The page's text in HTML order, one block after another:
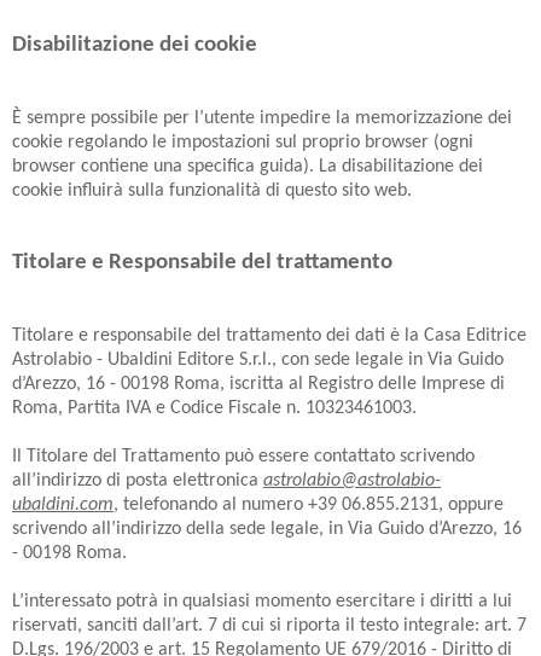
Disabilitazione dei cookie
È sempre possibile per l’utente impedire la memorizzazione dei
cookie regolando le impostazioni sul proprio browser (ogni
browser contiene una specifica guida). La disabilitazione dei
cookie influirà sulla funzionalità di questo sito web.
Titolare e Responsabile del trattamento
Titolare e responsabile del trattamento dei dati è la Casa Editrice
Astrolabio - Ubaldini Editore S.r.l., con sede legale in Via Guido
d’Arezzo, 16 - 00198 Roma, iscritta al Registro delle Imprese di
Roma, Partita IVA e Codice Fiscale n. 10323461003.
Il Titolare del Trattamento può essere contattato scrivendo
all’indirizzo di posta elettronica astrolabio@astrolabio-
ubaldini.com, telefonando al numero +39 06.855.2131, oppure
scrivendo all’indirizzo della sede legale, in Via Guido d’Arezzo, 16
- 00198 Roma.
L’interessato potrà in qualsiasi momento esercitare i diritti a lui
riservati, sanciti dall’art. 7 di cui si riporta il testo integrale: art. 7
D.Lgs. 196/2003 e art. 15 Regolamento UE 679/2016 - Diritto di